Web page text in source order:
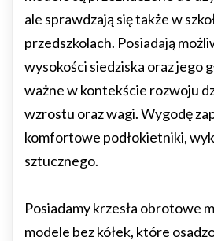
ale sprawdzają się także w
przedszkolach. Posiadają
wysokości siedziska oraz jego
ważne w kontekście rozwoju
wzrostu oraz wagi. Wygodę
komfortowe podłokietniki,
sztucznego.
Posiadamy krzesła obrotowe
modele bez kółek, które